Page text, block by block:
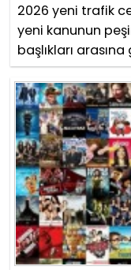
2026 yeni trafik
yeni kanunun
başlıkları